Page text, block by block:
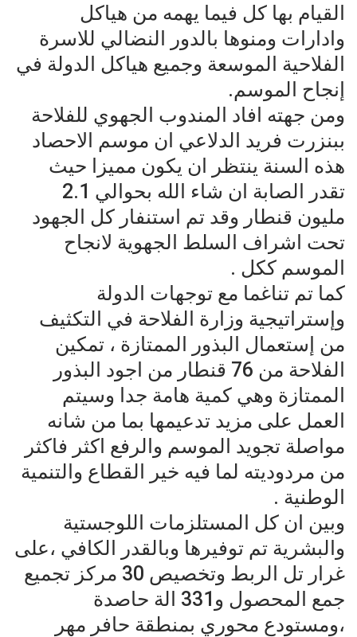
القيام بها كل فيما يهمه من هياكل
وادارات ومنوها بالدور النضالي للاسرة
الفلاحية الموسعة وجميع هياكل الدولة في
إنجاح الموسم.
ومن جهته افاد المندوب الجهوي للفلاحة
ببنزرت فريد الدلاعي ان موسم الاحصاد
هذه السنة ينتظر ان يكون مميزا حيث
تقدر الصابة ان شاء الله بحوالي 2.1
مليون قنطار وقد تم استنفار كل الجهود
تحت اشراف السلط الجهوية لانجاح
الموسم ككل .
كما تم تناغما مع توجهات الدولة
وإستراتيجية وزارة الفلاحة في التكثيف
من إستعمال البذور الممتازة ، تمكين
الفلاحة من 76 قنطار من اجود البذور
الممتازة وهي كمية هامة جدا وسيتم
العمل على مزيد تدعيمها بما من شانه
مواصلة تجويد الموسم والرفع اكثر فاكثر
من مردوديته لما فيه خير القطاع والتنمية
الوطنية .
وبين ان كل المستلزمات اللوجستية
والبشرية تم توفيرها وبالقدر الكافي ،على
غرار تل الربط وتخصيص 30 مركز تجميع
جمع المحصول و331 الة حاصدة
،ومستودع محوري بمنطقة حافر مهر